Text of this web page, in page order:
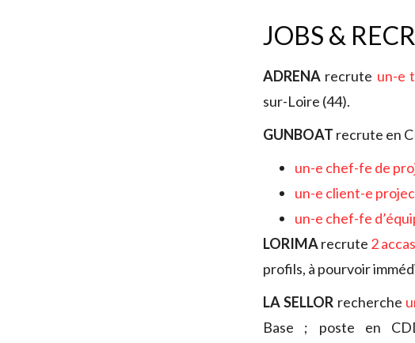
JOBS &
ADRENA recrute un-e
sur-Loire (44).
GUNBOAT recrute en
un-e chef-fe de
un-e client-e
un-e chef-fe
LORIMArecrute 2
profils, à pourvoir
LA SELLOR recherche
Base ; poste en